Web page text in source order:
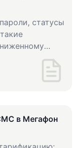
статусы
в Мегафон